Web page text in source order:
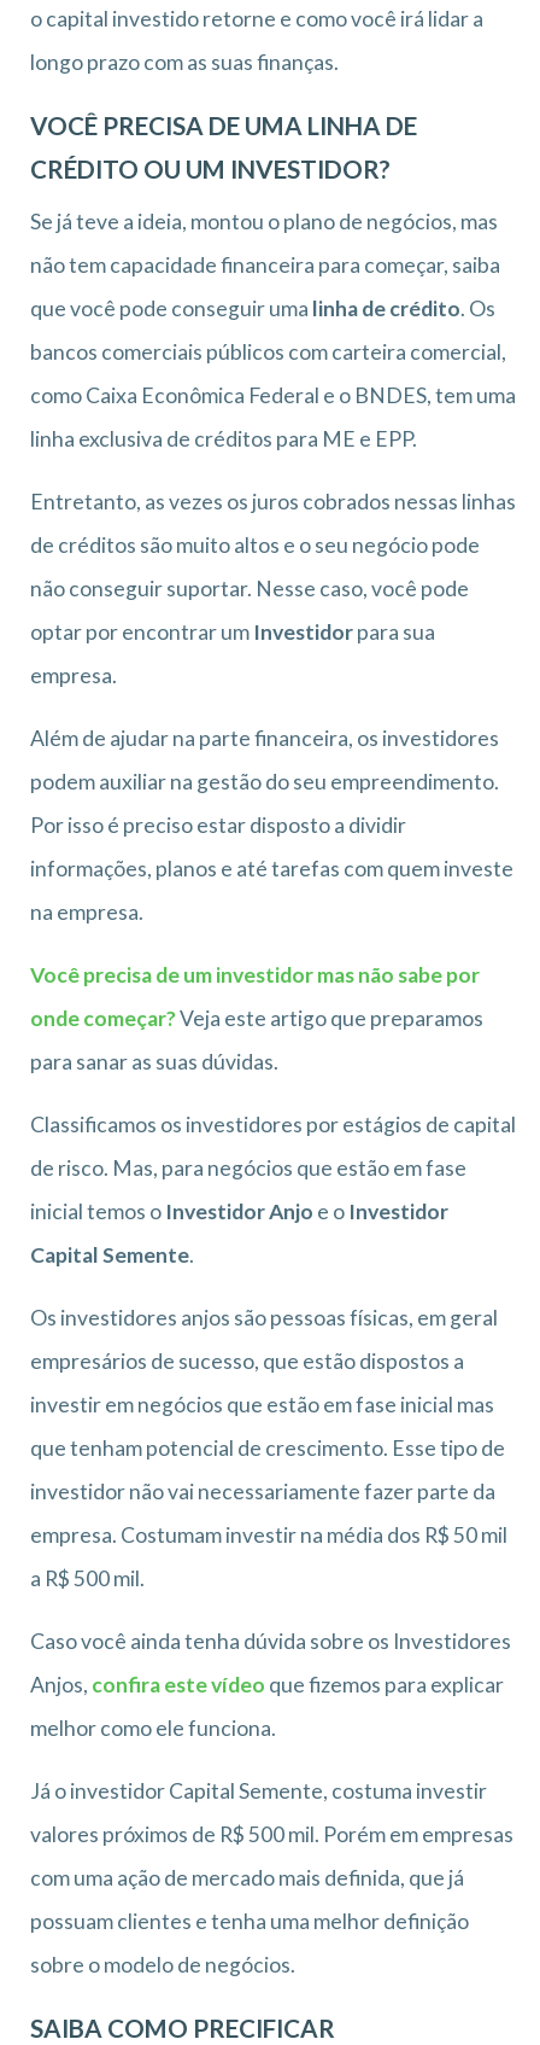
o capital investido retorne e como você irá lidar a
longo prazo com as suas finanças.
VOCÊ PRECISA DE UMA LINHA DE
CRÉDITO OU UM INVESTIDOR?
Se já teve a ideia, montou o plano de negócios, mas
não tem capacidade financeira para começar, saiba
que você pode conseguir uma linha de crédito. Os
bancos comerciais públicos com carteira comercial,
como Caixa Econômica Federal e o BNDES, tem uma
linha exclusiva de créditos para ME e EPP.
Entretanto, as vezes os juros cobrados nessas linhas
de créditos são muito altos e o seu negócio pode
não conseguir suportar. Nesse caso, você pode
optar por encontrar um Investidorpara sua
empresa.
Além de ajudar na parte financeira, os investidores
podem auxiliar na gestão do seu empreendimento.
Por isso é preciso estar disposto a dividir
informações, planos e até tarefas com quem investe
na empresa.
Você precisa de um investidor mas não sabe por
onde começar?Veja este artigo que preparamos
para sanar as suas dúvidas.
Classificamos os investidores por estágios de capital
de risco. Mas, para negócios que estão em fase
inicial temos o Investidor Anjo e o Investidor
Capital Semente.
Os investidores anjos são pessoas físicas, em geral
empresários de sucesso, que estão dispostos a
investir em negócios que estão em fase inicial mas
que tenham potencial de crescimento. Esse tipo de
investidor não vai necessariamente fazer parte da
empresa. Costumam investir na média dos R$ 50 mil
a R$ 500 mil.
Caso você ainda tenha dúvida sobre os Investidores
Anjos, confira este vídeo que fizemos para explicar
melhor como ele funciona.
Já o investidor Capital Semente, costuma investir
valores próximos de R$ 500 mil. Porém em empresas
com uma ação de mercado mais definida, que já
possuam clientes e tenha uma melhor definição
sobre o modelo de negócios.
SAIBA COMO PRECIFICAR